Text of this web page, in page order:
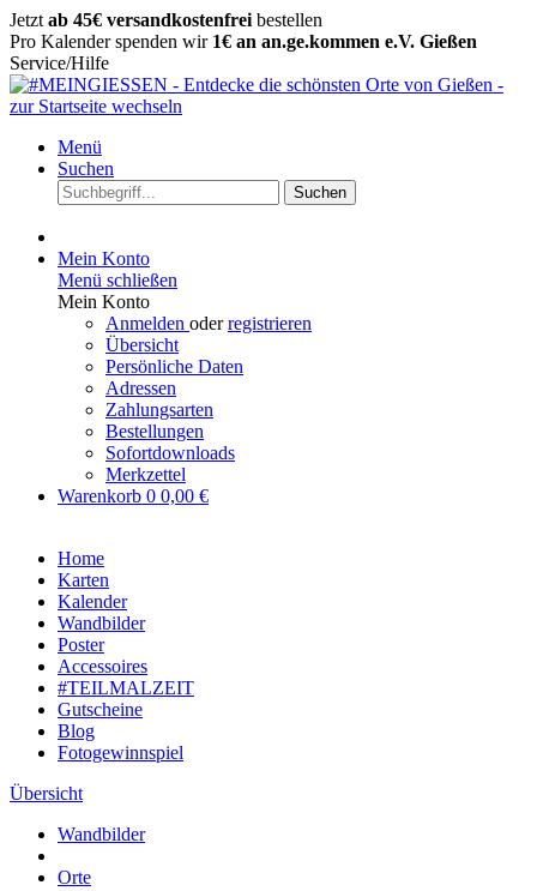
Jetzt ab 45€ versandkostenfrei bestellen
Pro Kalender spenden wir 1€ an an.ge.kommen e.V. Gießen
Service/Hilfe
Menü
Suchen
Suchen
Mein Konto
Menü schließen
Mein Konto
Anmelden oderregistrieren
Übersicht
Persönliche Daten
Adressen
Zahlungsarten
Bestellungen
Sofortdownloads
Merkzettel
Warenkorb 0 0,00 €
Home
Karten
Kalender
Wandbilder
Poster
Accessoires
#TEILMALZEIT
Gutscheine
Blog
Fotogewinnspiel
Übersicht
Wandbilder
Orte